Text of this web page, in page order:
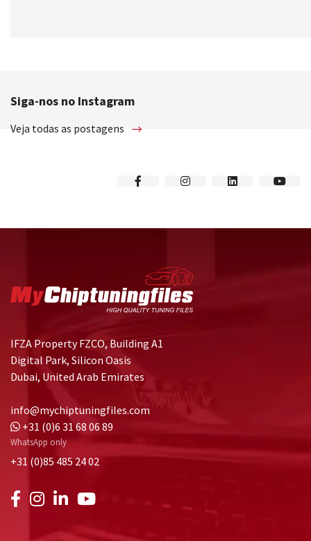
Siga-nos no Instagram
Veja todas as postagens
IFZA Property FZCO, Building A1
Digital Park, Silicon Oasis
Dubai, United Arab Emirates
info@mychiptuningfiles.com
+31 (0)6 31 68 06 89
WhatsApp only
+31 (0)85 485 24 02